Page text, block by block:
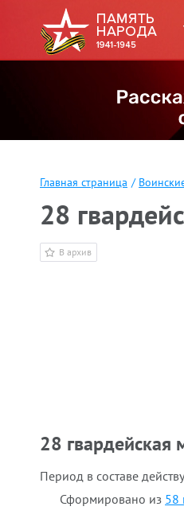
Главная страница /
28
В архив
28 гвардейская
Период в составе
Сформировано из 58